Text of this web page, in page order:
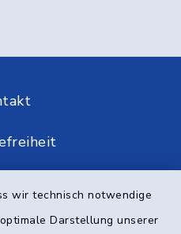
wir technisch notwendige
Darstellung unserer